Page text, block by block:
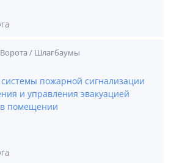
/ Шлагбаумы
пожарной сигнализации
и управления эвакуацией
помещении